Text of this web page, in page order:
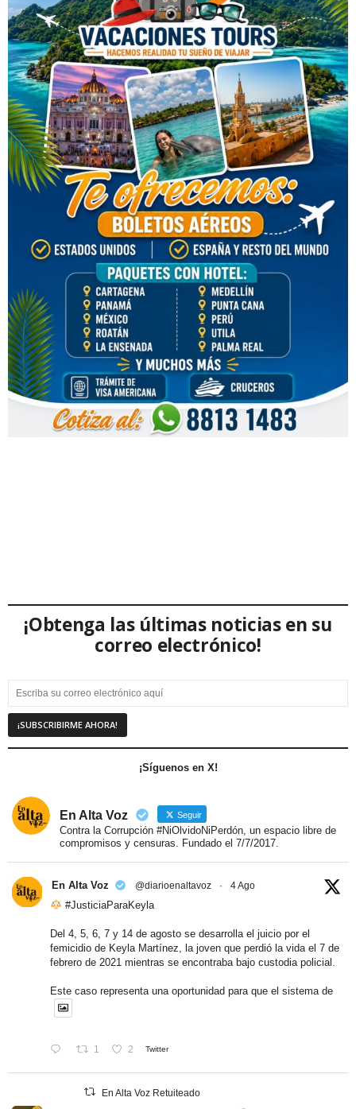
¡Obtenga las últimas noticias en su
correo electrónico!
¡Síguenos en X!
En Alta Voz Seguir
Contra la Corrupción #NiOlvidoNiPerdón, un espacio libre de
compromisos y censuras. Fundado el 7/7/2017.
En Alta Voz @diarioenaltavoz · 4 Ago
#JusticiaParaKeyla
Del 4, 5, 6, 7 y 14 de agosto se desarrolla el juicio por el
femicidio de Keyla Martínez, la joven que perdió la vida el 7 de
febrero de 2021 mientras se encontraba bajo custodia policial.
Este caso representa una oportunidad para que el sistema de
1 2 Twitter
En Alta Voz Retuiteado